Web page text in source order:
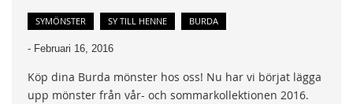
SYMÖNSTER SY TILL HENNE BURDA
- Februari 16, 2016
Köp dina Burda mönster hos oss! Nu har vi börjat lägga
upp mönster från vår- och sommarkollektionen 2016.